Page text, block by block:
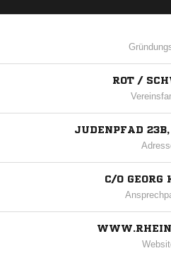
ROT /
JUDENPFAD
C/O GEORG